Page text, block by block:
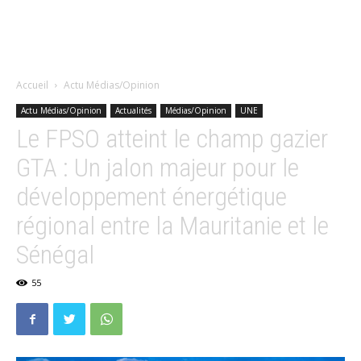
Accueil Actu Médias/Opinion
Actu Médias/Opinion Actualités Médias/Opinion UNE
Le FPSO atteint le champ gazier
GTA : Un jalon majeur pour le
développement énergétique
régional entre la Mauritanie et le
Sénégal
55